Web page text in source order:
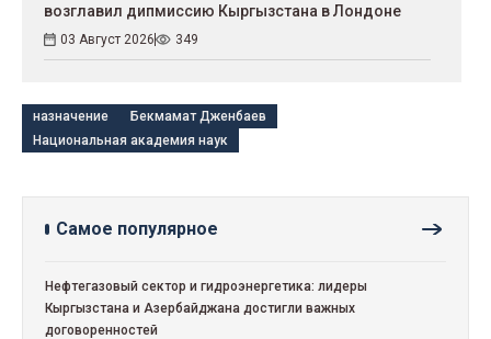
возглавил дипмиссию Кыргызстана в Лондоне
03 Август 2026 349
назначение
Бекмамат Дженбаев
Национальная академия наук
Самое популярное
Нефтегазовый сектор и гидроэнергетика: лидеры
Кыргызстана и Азербайджана достигли важных
договоренностей